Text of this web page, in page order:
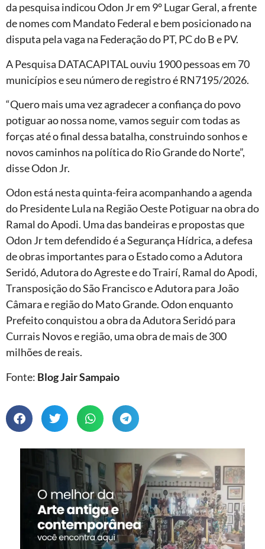
da pesquisa indicou Odon Jr em 9° Lugar Geral, a frente
de nomes com Mandato Federal e bem posicionado na
disputa pela vaga na Federação do PT, PC do B e PV.
A Pesquisa DATACAPITAL ouviu 1900 pessoas em 70
municípios e seu número de registro é RN7195/2026.
“Quero mais uma vez agradecer a confiança do povo
potiguar ao nossa nome, vamos seguir com todas as
forças até o final dessa batalha, construindo sonhos e
novos caminhos na política do Rio Grande do Norte”,
disse Odon Jr.
Odon está nesta quinta-feira acompanhando a agenda
do Presidente Lula na Região Oeste Potiguar na obra do
Ramal do Apodi. Uma das bandeiras e propostas que
Odon Jr tem defendido é a Segurança Hídrica, a defesa
de obras importantes para o Estado como a Adutora
Seridó, Adutora do Agreste e do Trairí, Ramal do Apodi,
Transposição do São Francisco e Adutora para João
Câmara e região do Mato Grande. Odon enquanto
Prefeito conquistou a obra da Adutora Seridó para
Currais Novos e região, uma obra de mais de 300
milhões de reais.
Fonte: Blog Jair Sampaio